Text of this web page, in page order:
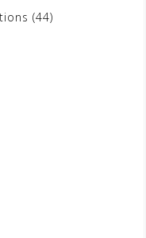
(44)